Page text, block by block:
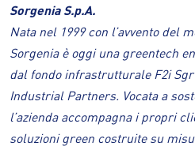
Sorgenia S.p.A.
Nata nel 1999 con l’avvento del
Sorgenia è oggi una greentech
dal fondo infrastrutturale F2i
Industrial Partners. Vocata a
l’azienda accompagna i propri
soluzioni green costruite su